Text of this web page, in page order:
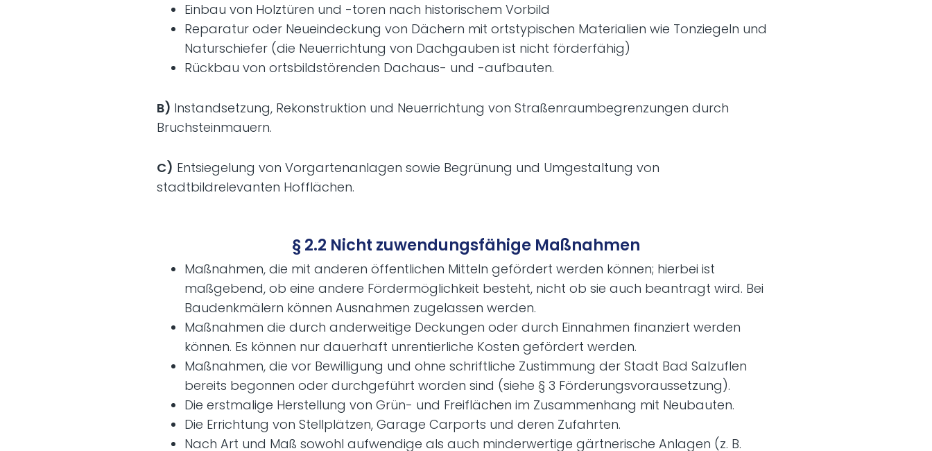
Einbau von Holztüren und -toren nach historischem Vorbild
Reparatur oder Neueindeckung von Dächern mit ortstypischen Materialien wie Tonziegeln und
Naturschiefer (die Neuerrichtung von Dachgauben ist nicht förderfähig)
Rückbau von ortsbildstörenden Dachaus- und -aufbauten.
B) Instandsetzung, Rekonstruktion und Neuerrichtung von Straßenraumbegrenzungen durch
Bruchsteinmauern.
C) Entsiegelung von Vorgartenanlagen sowie Begrünung und Umgestaltung von
stadtbildrelevanten Hofflächen.
§ 2.2 Nicht zuwendungsfähige Maßnahmen
Maßnahmen, die mit anderen öffentlichen Mitteln gefördert werden können; hierbei ist
maßgebend, ob eine andere Fördermöglichkeit besteht, nicht ob sie auch beantragt wird. Bei
Baudenkmälern können Ausnahmen zugelassen werden.
Maßnahmen die durch anderweitige Deckungen oder durch Einnahmen finanziert werden
können. Es können nur dauerhaft unrentierliche Kosten gefördert werden.
Maßnahmen, die vor Bewilligung und ohne schriftliche Zustimmung der Stadt Bad Salzuflen
bereits begonnen oder durchgeführt worden sind (siehe § 3 Förderungsvoraussetzung).
Die erstmalige Herstellung von Grün- und Freiflächen im Zusammenhang mit Neubauten.
Die Errichtung von Stellplätzen, Garage Carports und deren Zufahrten.
Nach Art und Maß sowohl aufwendige als auch minderwertige gärtnerische Anlagen (z. B.